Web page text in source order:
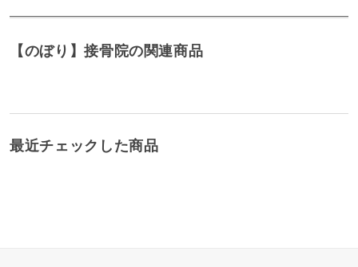
【のぼり】接骨院の関連商品
最近チェックした商品